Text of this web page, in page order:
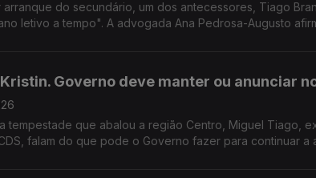
arranque do secundário, um dos antecessores, Tiago
letivo a tempo". A advogada Ana Pedrosa-Augusto
Governo deve manter ou anunciar
tempestade que abalou a região Centro, Miguel Tiago,
falam do que pode o Governo fazer para continuar a